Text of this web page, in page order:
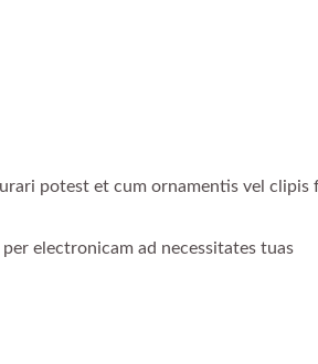
potest et cum ornamentis vel clipis
electronicam ad necessitates tuas